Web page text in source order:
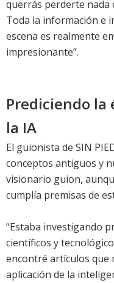
querrás perderte nada
Toda la información e
escena es realmente
impresionante”.
Prediciendo la
la IA
El guionista de SIN
conceptos antiguos y
visionario guion,
cumplía premisas de
“Estaba investigando
científicos y
encontré artículos que
aplicación de la